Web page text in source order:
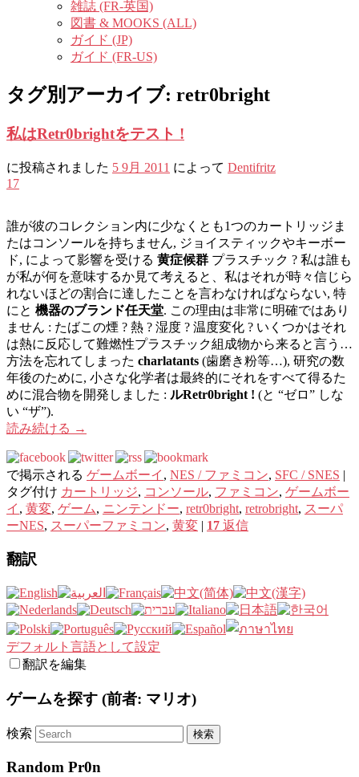
雑誌 (FR-英国)
図書 & MOOKS (ALL)
ガイド (JP)
ガイド (FR-US)
タグ別アーカイブ: retr0bright
私はRetr0brightをテスト !
に投稿されました 5 9月 2011 によって Dentifritz
17
誰が彼のコレクション内に少なくとも1つのカートリッジま
たはコンソールを持ちません, ジョイスティックやキーボー
ド, によって影響を受ける 黄症候群 プラスチック ? 私は誰も
が私が何を意味するか見て考えると、私はそれが時々信じら
れないほどの割合に達したことを言わなければならない, 特
にと 機器のブランド任天堂. この理由は非常に明確ではあり
ません : たばこの煙 ? 熱 ? 湿度 ? 温度変化 ? いくつかはそれ
は熱に反応して難燃性プラスチック組成物から来ると言う…
方法を忘れてしまった charlatants (歯磨き粉等…), 研究の数
年後のために, 小さな化学者は最終的にそれをすべて得るた
めに混合物を開発しました : ルRetr0bright ! (と “ゼロ” しな
い “ザ”).
読み続ける →
で掲示される ゲームボーイ , NES / ファミコン, SFC / SNES |
タグ付け カートリッジ, コンソール, ファミコン, ゲームボー
イ , 黄変, ゲーム, ニンテンドー, retr0bright, retrobright, スーパ
ーNES, スーパーファミコン, 黄変 | 17 返信
翻訳
デフォルト言語として設定
翻訳を編集
ゲームを探す (前者: マリオ)
検索
Random Pr0n